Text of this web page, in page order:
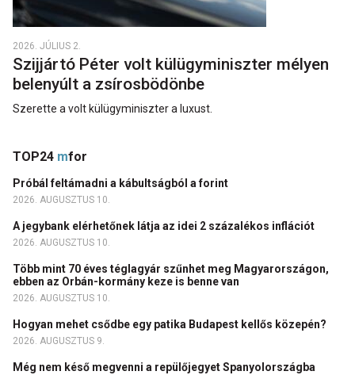
2026. JÚLIUS 2.
Szijjártó Péter volt külügyminiszter mélyen
belenyúlt a zsírosbödönbe
Szerette a volt külügyminiszter a luxust.
TOP24 mfor
Próbál feltámadni a kábultságból a forint
2026. AUGUSZTUS 10.
A jegybank elérhetőnek látja az idei 2 százalékos inflációt
2026. AUGUSZTUS 10.
Több mint 70 éves téglagyár szűnhet meg Magyarországon,
ebben az Orbán-kormány keze is benne van
2026. AUGUSZTUS 10.
Hogyan mehet csődbe egy patika Budapest kellős közepén?
2026. AUGUSZTUS 9.
Még nem késő megvenni a repülőjegyet Spanyolországba